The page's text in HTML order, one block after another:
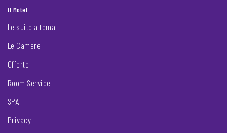
Il Motel
Le suite a tema
Le Camere
Offerte
Room Service
SPA
Privacy